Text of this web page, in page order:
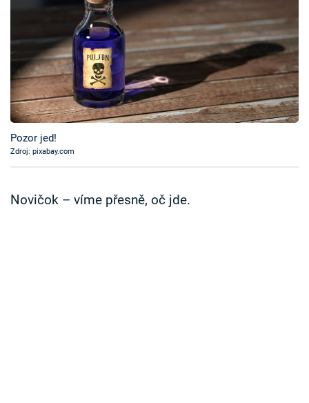
Témata
Pořady
TV Program
Časopis
Sledujte prima+
Pozor jed!
Zdroj: pixabay.com
Novičok – víme přesně, oč jde.